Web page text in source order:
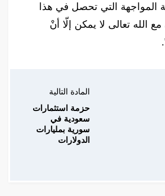
المواجهة التي تحصل في هذا
الله تعالى لا يمكن إلّا أنْ
المادة التالية
حزمة استثمارات
سعودية في
سورية بمليارات
الدولارات